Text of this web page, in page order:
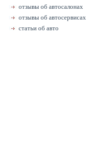
отзывы об автосалонах
отзывы об автосервисах
статьи об авто